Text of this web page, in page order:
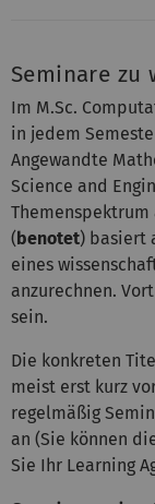
Seminare zu
Im M.Sc.
in jedem
Angewandte
Science and
Themenspektrum
(benotet) basiert
eines
anzurechnen.
sein.
Die konkreten
meist erst kurz
regelmäßig
an (Sie können
Sie Ihr Learning